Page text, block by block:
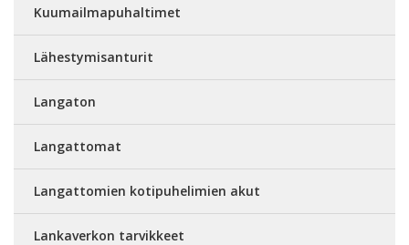
Kuumailmapuhaltimet
Lähestymisanturit
Langaton
Langattomat
Langattomien kotipuhelimien akut
Lankaverkon tarvikkeet